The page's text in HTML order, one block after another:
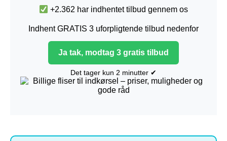
+2.362 har indhentet tilbud gennem os
Indhent GRATIS 3 uforpligtende tilbud nedenfor
Ja tak, modtag 3 gratis tilbud
Det tager kun 2 minutter ✔